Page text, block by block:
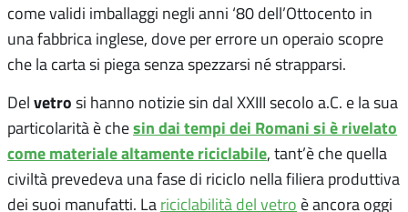
come validi imballaggi negli anni ‘80 dell’Ottocento in
una fabbrica inglese, dove per errore un operaio scopre
che la carta si piega senza spezzarsi né strapparsi.
Del vetro si hanno notizie sin dal XXIII secolo a.C. e la sua
particolarità è chesin dai tempi dei Romani si è rivelato
come materiale altamente riciclabile, tant’è che quella
civiltà prevedeva una fase di riciclo nella filiera produttiva
dei suoi manufatti. La riciclabilità del vetro è ancora oggi